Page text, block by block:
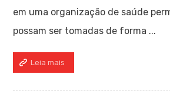
em uma organização de saúde
possam ser tomadas de forma ...
Leia mais